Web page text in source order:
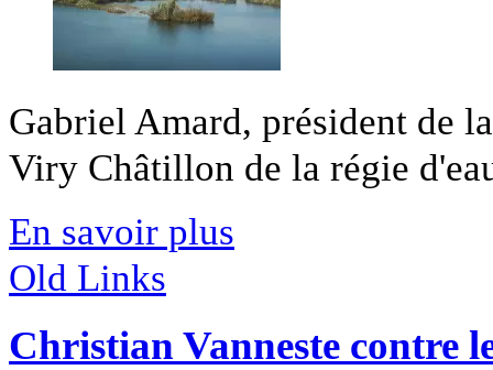
Gabriel Amard, président de
Viry Châtillon de la régie
En savoir plus
Old Links
Christian Vanneste contre